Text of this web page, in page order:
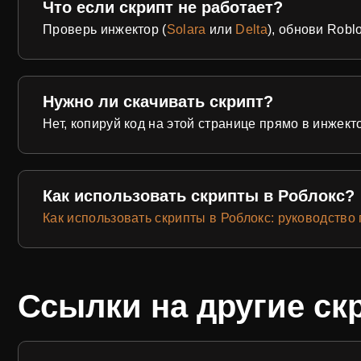
Что если скрипт не работает?
Проверь инжектор (Solara или Delta), обнови
Нужно ли скачивать скрипт?
Нет, копируй код на этой странице прямо в
Как использовать скрипты в Роблокс?
Как использовать скрипты в Роблокс: руководство
Ссылки на другие